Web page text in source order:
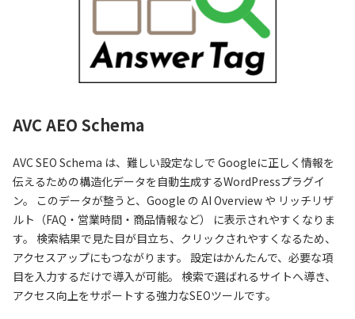
AVC AEO Schema
AVC SEO Schema は、難しい設定なしで Googleに正しく情報を
伝えるための構造化データを自動生成するWordPressプラグイ
ン。 このデータが整うと、Google の AI Overview や リッチリザ
ルト（FAQ・営業時間・商品情報など） に表示されやすくなりま
す。 検索結果で見た目が目立ち、クリックされやすくなるため、
アクセスアップにもつながります。 設定はかんたんで、必要な項
目を入力するだけで導入が可能。 検索で選ばれるサイトへ導き、
アクセス向上をサポートする強力なSEOツールです。